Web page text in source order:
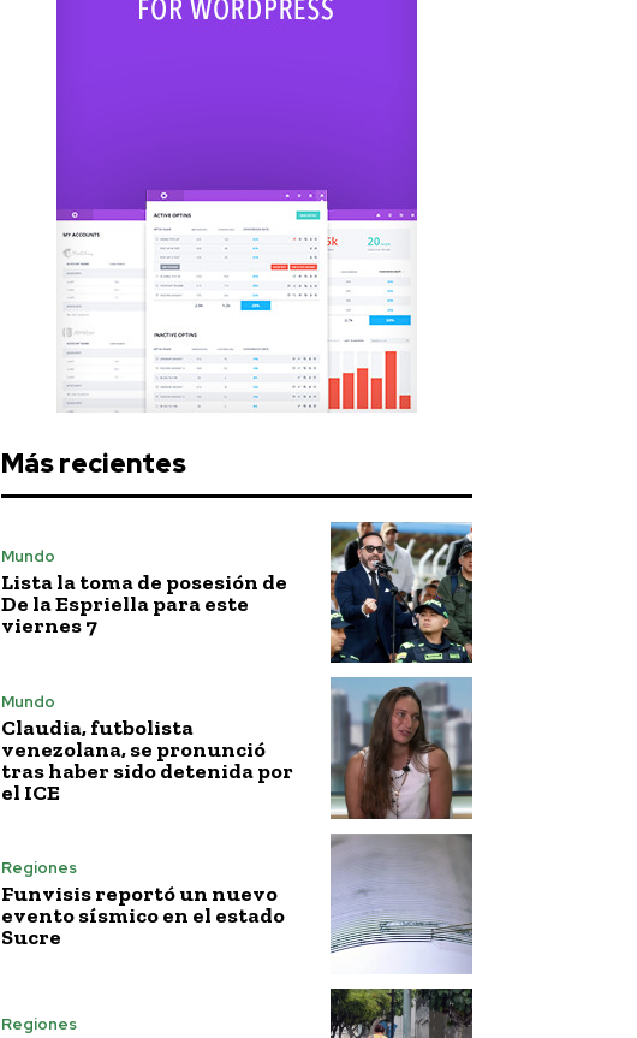
Más recientes
Mundo
Lista la toma de posesión de
De la Espriella para este
viernes 7
Mundo
Claudia, futbolista
venezolana, se pronunció
tras haber sido detenida por
el ICE
Regiones
Funvisis reportó un nuevo
evento sísmico en el estado
Sucre
Regiones